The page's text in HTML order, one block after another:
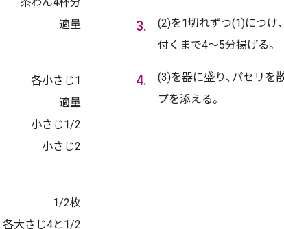
適量
各小さじ1
適量
小さじ1/2
小さじ2
1/2枚
各大さじ4と1/2
(2)を1切れずつ(1)につけ
付くまで4～5分揚げる。
(3)を器に盛り、パセリを
プを添える。